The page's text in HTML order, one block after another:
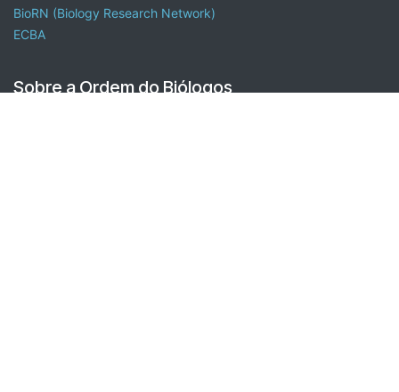
BioRN (Biology Research Network)
ECBA
Sobre a Ordem do Biólogos